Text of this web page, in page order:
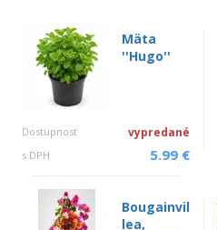
Mäta
''Hugo''
Dostupnosť vypredané
s DPH 5.99 €
Bougainvil
lea,